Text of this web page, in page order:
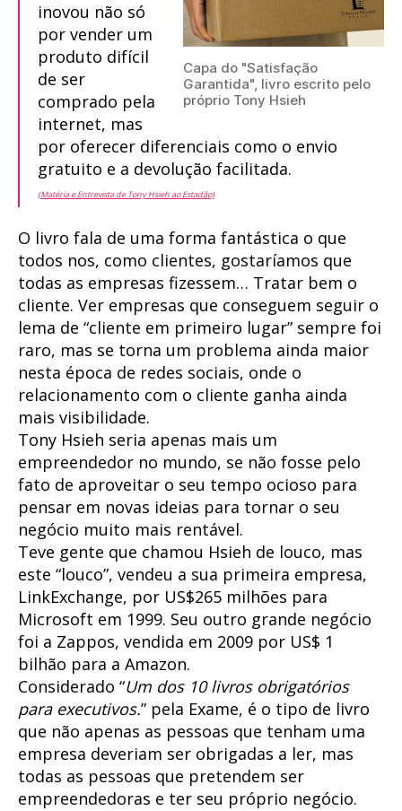
Capa do "Satisfação
Garantida", livro escrito pelo
próprio Tony Hsieh
inovou não só
por vender um
produto difícil
de ser
comprado pela
internet, mas
por oferecer diferenciais como o envio
gratuito e a devolução facilitada.
(Matéria e Entrevista de Tony Hsieh ao Estadão)
O livro fala de uma forma fantástica o que
todos nos, como clientes, gostaríamos que
todas as empresas fizessem… Tratar bem o
cliente. Ver empresas que conseguem seguir o
lema de “cliente em primeiro lugar” sempre foi
raro, mas se torna um problema ainda maior
nesta época de redes sociais, onde o
relacionamento com o cliente ganha ainda
mais visibilidade.
Tony Hsieh seria apenas mais um
empreendedor no mundo, se não fosse pelo
fato de aproveitar o seu tempo ocioso para
pensar em novas ideias para tornar o seu
negócio muito mais rentável.
Teve gente que chamou Hsieh de louco, mas
este “louco”, vendeu a sua primeira empresa,
LinkExchange, por US$265 milhões para
Microsoft em 1999. Seu outro grande negócio
foi a Zappos, vendida em 2009 por US$ 1
bilhão para a Amazon.
Considerado “Um dos 10 livros obrigatórios
para executivos.” pela Exame, é o tipo de livro
que não apenas as pessoas que tenham uma
empresa deveriam ser obrigadas a ler, mas
todas as pessoas que pretendem ser
empreendedoras e ter seu próprio negócio.